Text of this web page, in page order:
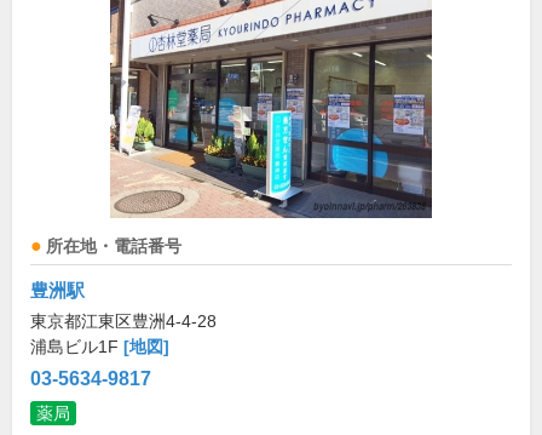
所在地・電話番号
豊洲駅
東京都江東区豊洲4-4-28
浦島ビル1F [地図]
03-5634-9817
薬局